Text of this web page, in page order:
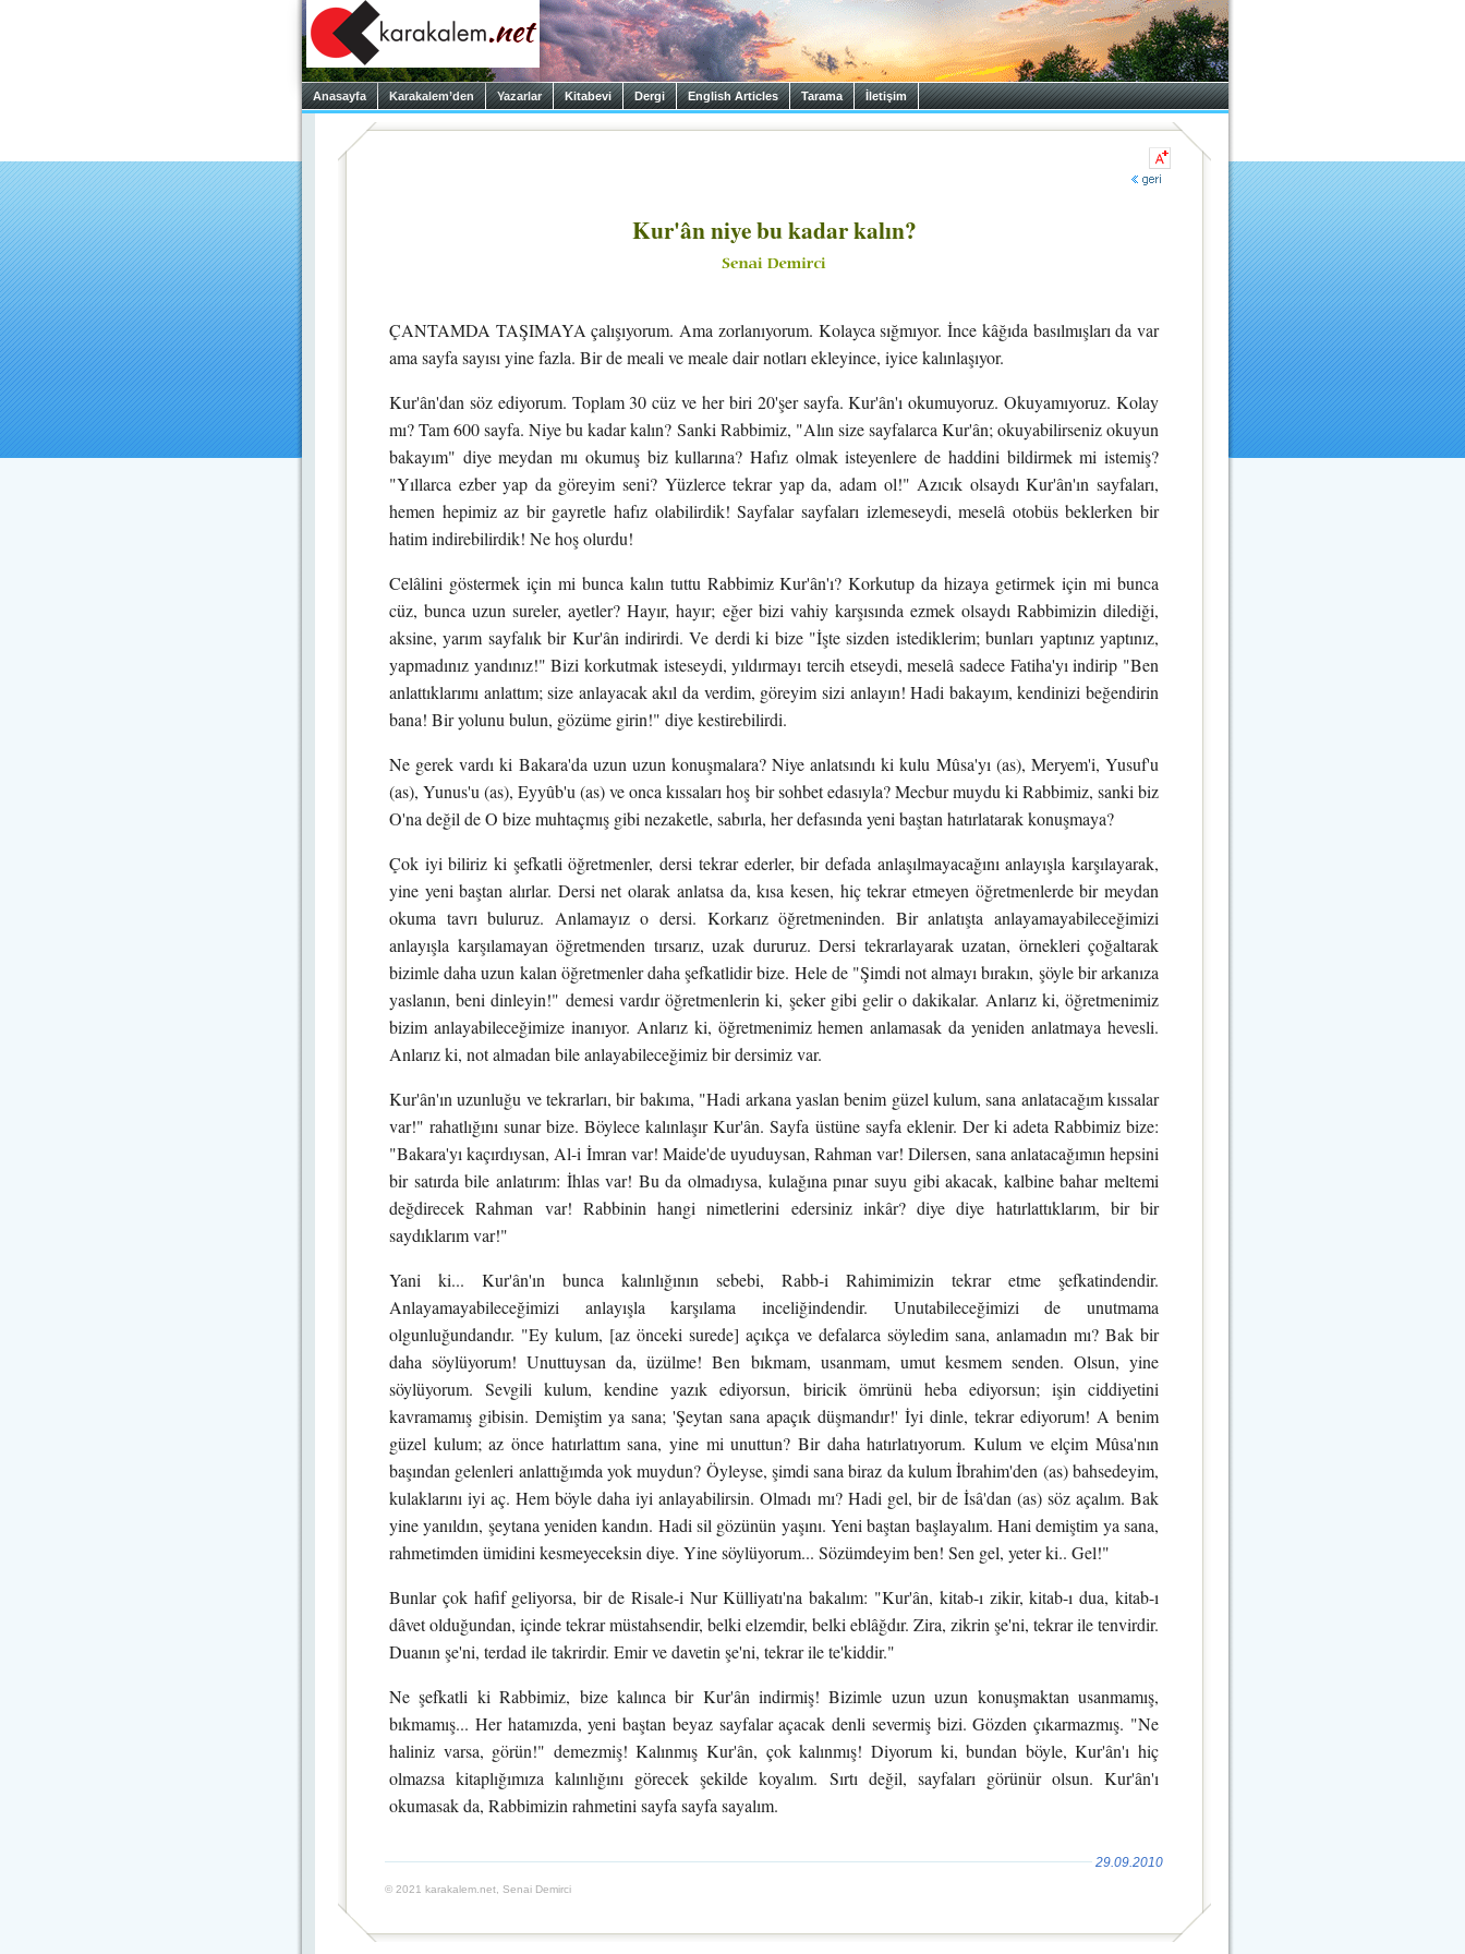
Anasayfa Karakalem’den Yazarlar Kitabevi Dergi English Articles Tarama İletişim
Kur'ân niye bu kadar kalın?
ÇANTAMDA TAŞIMAYA çalışıyorum. Ama zorlanıyorum. Kolayca sığmıyor. İnce kâğıda basılmışları da var
ama sayfa sayısı yine fazla. Bir de meali ve meale dair notları ekleyince, iyice kalınlaşıyor.
Kur'ân'dan söz ediyorum. Toplam 30 cüz ve her biri 20'şer sayfa. Kur'ân'ı okumuyoruz. Okuyamıyoruz. Kolay
mı? Tam 600 sayfa. Niye bu kadar kalın? Sanki Rabbimiz, "Alın size sayfalarca Kur'ân; okuyabilirseniz okuyun
bakayım" diye meydan mı okumuş biz kullarına? Hafız olmak isteyenlere de haddini bildirmek mi istemiş?
"Yıllarca ezber yap da göreyim seni? Yüzlerce tekrar yap da, adam ol!" Azıcık olsaydı Kur'ân'ın sayfaları,
hemen hepimiz az bir gayretle hafız olabilirdik! Sayfalar sayfaları izlemeseydi, meselâ otobüs beklerken bir
hatim indirebilirdik! Ne hoş olurdu!
Celâlini göstermek için mi bunca kalın tuttu Rabbimiz Kur'ân'ı? Korkutup da hizaya getirmek için mi bunca
cüz, bunca uzun sureler, ayetler? Hayır, hayır; eğer bizi vahiy karşısında ezmek olsaydı Rabbimizin dilediği,
aksine, yarım sayfalık bir Kur'ân indirirdi. Ve derdi ki bize "İşte sizden istediklerim; bunları yaptınız yaptınız,
yapmadınız yandınız!" Bizi korkutmak isteseydi, yıldırmayı tercih etseydi, meselâ sadece Fatiha'yı indirip "Ben
anlattıklarımı anlattım; size anlayacak akıl da verdim, göreyim sizi anlayın! Hadi bakayım, kendinizi beğendirin
bana! Bir yolunu bulun, gözüme girin!" diye kestirebilirdi.
Ne gerek vardı ki Bakara'da uzun uzun konuşmalara? Niye anlatsındı ki kulu Mûsa'yı (as), Meryem'i, Yusuf'u
(as), Yunus'u (as), Eyyûb'u (as) ve onca kıssaları hoş bir sohbet edasıyla? Mecbur muydu ki Rabbimiz, sanki biz
O'na değil de O bize muhtaçmış gibi nezaketle, sabırla, her defasında yeni baştan hatırlatarak konuşmaya?
Çok iyi biliriz ki şefkatli öğretmenler, dersi tekrar ederler, bir defada anlaşılmayacağını anlayışla karşılayarak,
yine yeni baştan alırlar. Dersi net olarak anlatsa da, kısa kesen, hiç tekrar etmeyen öğretmenlerde bir meydan
okuma tavrı buluruz. Anlamayız o dersi. Korkarız öğretmeninden. Bir anlatışta anlayamayabileceğimizi
anlayışla karşılamayan öğretmenden tırsarız, uzak dururuz. Dersi tekrarlayarak uzatan, örnekleri çoğaltarak
bizimle daha uzun kalan öğretmenler daha şefkatlidir bize. Hele de "Şimdi not almayı bırakın, şöyle bir arkanıza
yaslanın, beni dinleyin!" demesi vardır öğretmenlerin ki, şeker gibi gelir o dakikalar. Anlarız ki, öğretmenimiz
bizim anlayabileceğimize inanıyor. Anlarız ki, öğretmenimiz hemen anlamasak da yeniden anlatmaya hevesli.
Anlarız ki, not almadan bile anlayabileceğimiz bir dersimiz var.
Kur'ân'ın uzunluğu ve tekrarları, bir bakıma, "Hadi arkana yaslan benim güzel kulum, sana anlatacağım kıssalar
var!" rahatlığını sunar bize. Böylece kalınlaşır Kur'ân. Sayfa üstüne sayfa eklenir. Der ki adeta Rabbimiz bize:
"Bakara'yı kaçırdıysan, Al-i İmran var! Maide'de uyuduysan, Rahman var! Dilersen, sana anlatacağımın hepsini
bir satırda bile anlatırım: İhlas var! Bu da olmadıysa, kulağına pınar suyu gibi akacak, kalbine bahar meltemi
değdirecek Rahman var! Rabbinin hangi nimetlerini edersiniz inkâr? diye diye hatırlattıklarım, bir bir
saydıklarım var!"
Yani ki... Kur'ân'ın bunca kalınlığının sebebi, Rabb-i Rahimimizin tekrar etme şefkatindendir.
Anlayamayabileceğimizi anlayışla karşılama inceliğindendir. Unutabileceğimizi de unutmama
olgunluğundandır. "Ey kulum, [az önceki surede] açıkça ve defalarca söyledim sana, anlamadın mı? Bak bir
daha söylüyorum! Unuttuysan da, üzülme! Ben bıkmam, usanmam, umut kesmem senden. Olsun, yine
söylüyorum. Sevgili kulum, kendine yazık ediyorsun, biricik ömrünü heba ediyorsun; işin ciddiyetini
kavramamış gibisin. Demiştim ya sana; 'Şeytan sana apaçık düşmandır!' İyi dinle, tekrar ediyorum! A benim
güzel kulum; az önce hatırlattım sana, yine mi unuttun? Bir daha hatırlatıyorum. Kulum ve elçim Mûsa'nın
başından gelenleri anlattığımda yok muydun? Öyleyse, şimdi sana biraz da kulum İbrahim'den (as) bahsedeyim,
kulaklarını iyi aç. Hem böyle daha iyi anlayabilirsin. Olmadı mı? Hadi gel, bir de İsâ'dan (as) söz açalım. Bak
yine yanıldın, şeytana yeniden kandın. Hadi sil gözünün yaşını. Yeni baştan başlayalım. Hani demiştim ya sana,
rahmetimden ümidini kesmeyeceksin diye. Yine söylüyorum... Sözümdeyim ben! Sen gel, yeter ki.. Gel!"
Bunlar çok hafif geliyorsa, bir de Risale-i Nur Külliyatı'na bakalım: "Kur'ân, kitab-ı zikir, kitab-ı dua, kitab-ı
dâvet olduğundan, içinde tekrar müstahsendir, belki elzemdir, belki eblâğdır. Zira, zikrin şe'ni, tekrar ile tenvirdir.
Duanın şe'ni, terdad ile takrirdir. Emir ve davetin şe'ni, tekrar ile te'kiddir."
Ne şefkatli ki Rabbimiz, bize kalınca bir Kur'ân indirmiş! Bizimle uzun uzun konuşmaktan usanmamış,
bıkmamış... Her hatamızda, yeni baştan beyaz sayfalar açacak denli severmiş bizi. Gözden çıkarmazmış. "Ne
haliniz varsa, görün!" demezmiş! Kalınmış Kur'ân, çok kalınmış! Diyorum ki, bundan böyle, Kur'ân'ı hiç
olmazsa kitaplığımıza kalınlığını görecek şekilde koyalım. Sırtı değil, sayfaları görünür olsun. Kur'ân'ı
okumasak da, Rabbimizin rahmetini sayfa sayfa sayalım.
29.09.2010
© 2021 karakalem.net, Senai Demirci